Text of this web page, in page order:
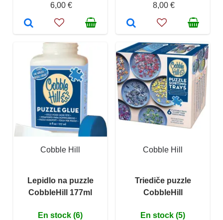
6,00 €
8,00 €
Cobble Hill
Lepidlo na puzzle
CobbleHill 177ml
En stock (6)
Cobble Hill
Triediče puzzle
CobbleHill
En stock (5)